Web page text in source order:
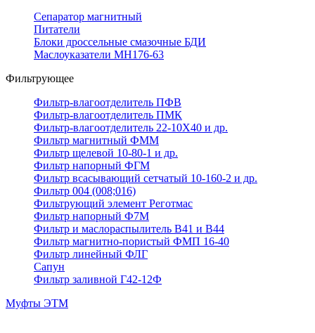
Сепаратор магнитный
Питатели
Блоки дроссельные смазочные БДИ
Маслоуказатели МН176-63
Фильтрующее
Фильтр-влагоотделитель ПФВ
Фильтр-влагоотделитель ПМК
Фильтр-влагоотделитель 22-10Х40 и др.
Фильтр магнитный ФММ
Фильтр щелевой 10-80-1 и др.
Фильтр напорный ФГМ
Фильтр всасывающий сетчатый 10-160-2 и др.
Фильтр 004 (008;016)
Фильтрующий элемент Реготмас
Фильтр напорный Ф7М
Фильтр и маслораспылитель В41 и В44
Фильтр магнитно-пористый ФМП 16-40
Фильтр линейный ФЛГ
Сапун
Фильтр заливной Г42-12Ф
Муфты ЭТМ